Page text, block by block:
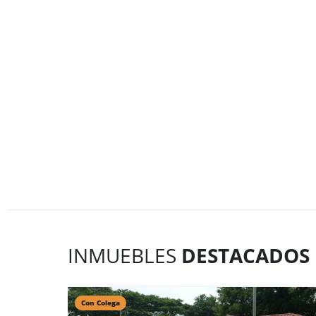
INMUEBLES DESTACADOS
Con Colega